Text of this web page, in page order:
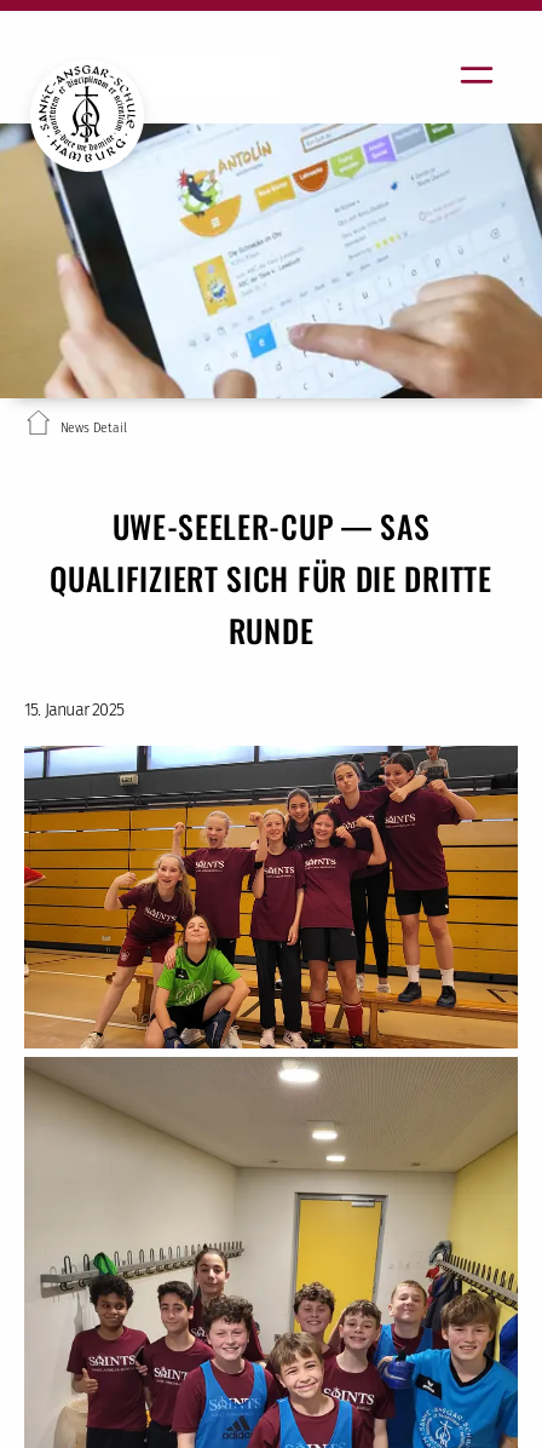
News Detail
UWE-SEELER-CUP — SAS
QUALIFIZIERT SICH FÜR DIE DRITTE
RUNDE
15. Januar 2025